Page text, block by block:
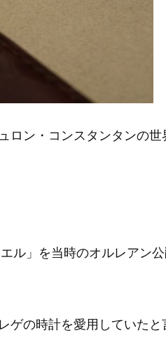
ロン・コンスタンタンの
ル」を当時のオルレアン
の時計を愛用していたと